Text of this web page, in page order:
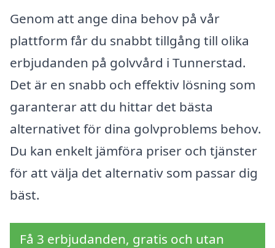
Genom att ange dina behov på vår
plattform får du snabbt tillgång till olika
erbjudanden på golvvård i Tunnerstad.
Det är en snabb och effektiv lösning som
garanterar att du hittar det bästa
alternativet för dina golvproblems behov.
Du kan enkelt jämföra priser och tjänster
för att välja det alternativ som passar dig
bäst.
Få 3 erbjudanden, gratis och utan